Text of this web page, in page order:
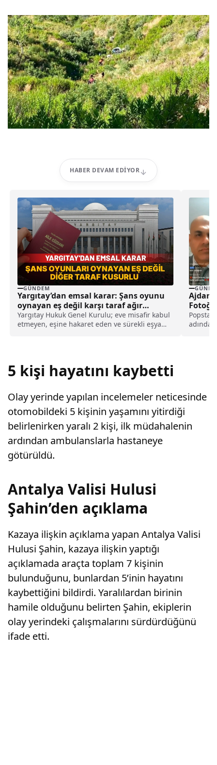
HABER DEVAM EDIYOR
GÜNDEM
Yargıtay’dan emsal karar: Şans oyunu
oynayan eş değil karşı taraf ağır
kusurlu sayıldı
Yargıtay Hukuk Genel Kurulu; eve misafir kabul
etmeyen, eşine hakaret eden ve sürekli eşya
Etti!
Popstar
5 kişi hayatını kaybetti
Olay yerinde yapılan incelemeler neticesinde
otomobildeki 5 kişinin yaşamını yitirdiği
belirlenirken yaralı 2 kişi, ilk müdahalenin
ardından ambulanslarla hastaneye
götürüldü.
Antalya Valisi Hulusi
Şahin’den açıklama
Kazaya ilişkin açıklama yapan Antalya Valisi
Hulusi Şahin, kazaya ilişkin yaptığı
açıklamada araçta toplam 7 kişinin
bulunduğunu, bunlardan 5’inin hayatını
kaybettiğini bildirdi. Yaralılardan birinin
hamile olduğunu belirten Şahin, ekiplerin
olay yerindeki çalışmalarını sürdürdüğünü
ifade etti.